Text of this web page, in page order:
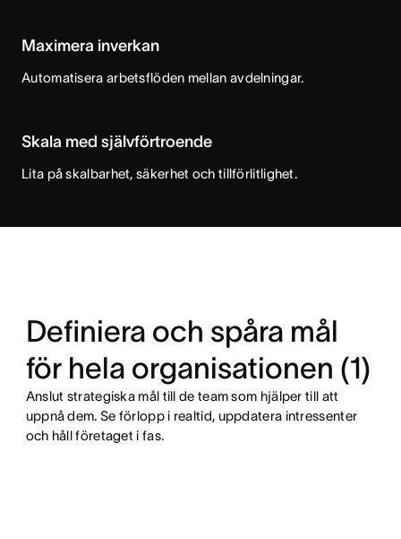
Maximera inverkan
Automatisera arbetsflöden mellan avdelningar.
Skala med självförtroende
Lita på skalbarhet, säkerhet och tillförlitlighet.
Definiera och spåra mål
för hela organisationen (1)
Anslut strategiska mål till de team som hjälper till att
uppnå dem. Se förlopp i realtid, uppdatera intressenter
och håll företaget i fas.